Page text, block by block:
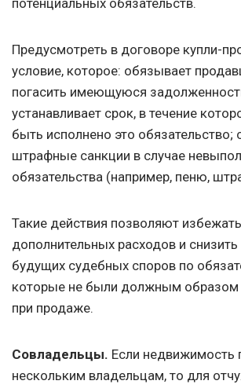
Предусмотреть в договоре купли-
условие, которое: обязывает
погасить имеющуюся
устанавливает срок, в течение
быть исполнено это обязательство;
штрафные санкции в случае
обязательства (например, пеню,
Такие действия позволяют избежать
дополнительных расходов и снизить
будущих судебных споров по
которые не были должным образом
при продаже.
Совладельцы. Если недвижимость
нескольким владельцам, то для